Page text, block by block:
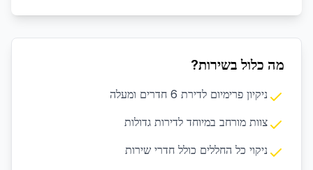
מה כלול בשירות?
ניקיון פרימיום לדירת 6 חדרים ומעלה
צוות מורחב במיוחד לדירות גדולות
ניקוי כל החללים כולל חדרי שירות